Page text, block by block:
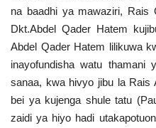
Urithi wa Nasser
Habari
Harakati ya Nasser kwa
Kanuni na Masharti ya
na baadhi ya mawaziri, Rais
Dkt.Abdel Qader Hatem
Abdel Qader Hatem lilikuwa
inayofundisha watu thamani
sanaa, kwa hivyo jibu la Rais
bei ya kujenga shule tatu
zaidi ya hiyo hadi